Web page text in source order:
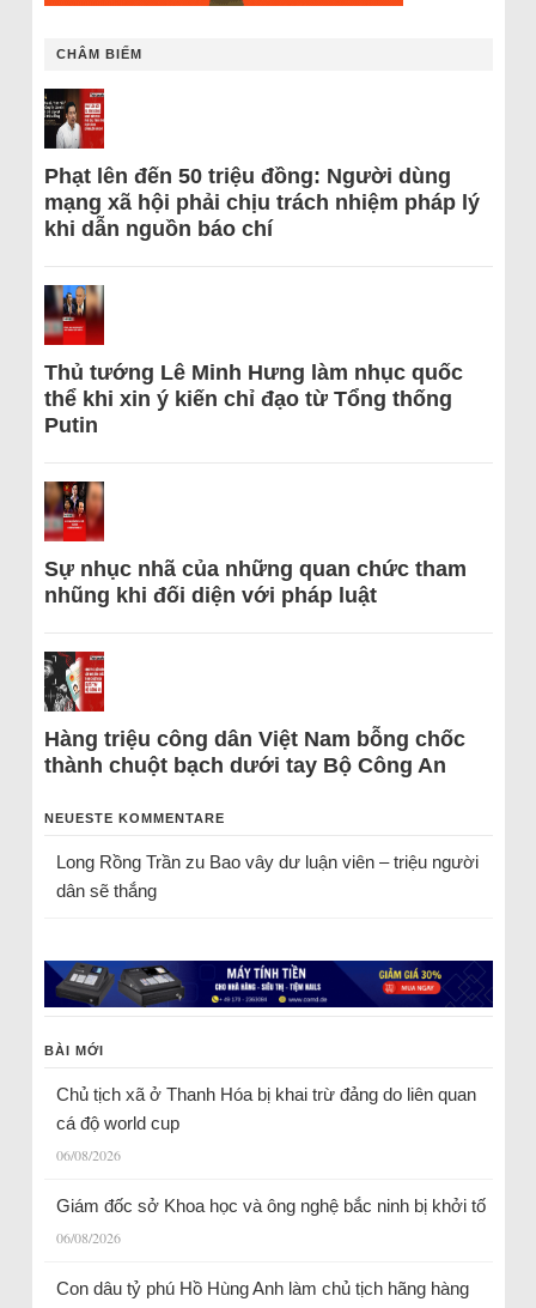
CHÂM BIẾM
Phạt lên đến 50 triệu đồng: Người dùng
mạng xã hội phải chịu trách nhiệm pháp lý
khi dẫn nguồn báo chí
Thủ tướng Lê Minh Hưng làm nhục quốc
thể khi xin ý kiến chỉ đạo từ Tổng thống
Putin
Sự nhục nhã của những quan chức tham
nhũng khi đối diện với pháp luật
Hàng triệu công dân Việt Nam bỗng chốc
thành chuột bạch dưới tay Bộ Công An
NEUESTE KOMMENTARE
Long Rồng Trầnzu Bao vây dư luận viên – triệu người
dân sẽ thắng
BÀI MỚI
Chủ tịch xã ở Thanh Hóa bị khai trừ đảng do liên quan
cá độ world cup
06/08/2026
Giám đốc sở Khoa học và ông nghệ bắc ninh bị khởi tố
06/08/2026
Con dâu tỷ phú Hồ Hùng Anh làm chủ tịch hãng hàng